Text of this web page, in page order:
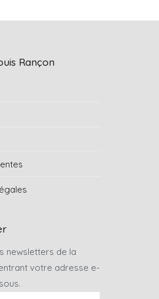
Rançon
newsletters de la
votre adresse e-